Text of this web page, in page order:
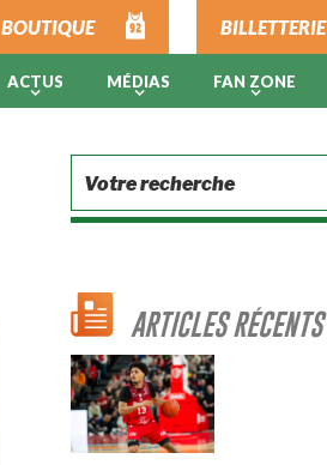
BOUTIQUE BILLETTERIE
ACTUS MÉDIAS FAN ZONE
ARTICLES RÉCENTS